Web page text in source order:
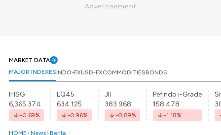
MARKET DATA
MAJOR INDEXESINDO-FXUSD-FXCOMMODITIESBONDS
IHSG
6,365.374
-0.69%
LQ45
634.125
-0.96%
JII
383.968
-0.89%
Pefindo i-Grade
158.478
-1.18%
HOME News Berita